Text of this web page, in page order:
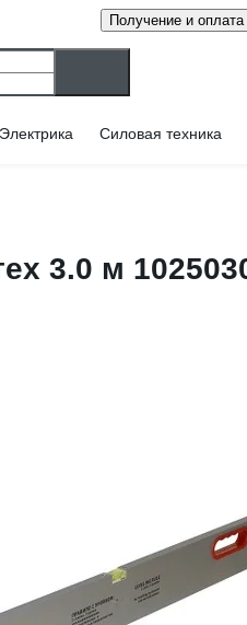
Получение и оплата
Электрика Силовая техника
3.0 м